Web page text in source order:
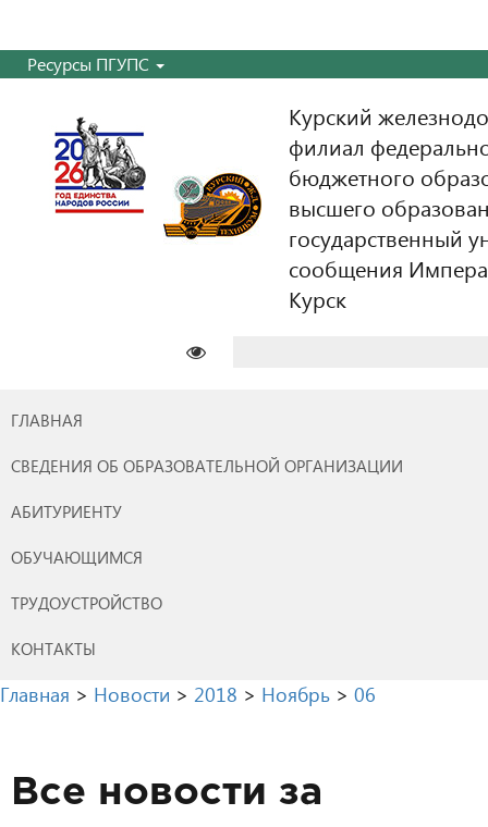
Ресурсы ПГУПС
Курский
филиал
бюджетного
высшего
государственный
сообщения
Курск
ГЛАВНАЯ
СВЕДЕНИЯ ОБ ОБРАЗОВАТЕЛЬНОЙ ОРГАНИЗАЦИИ
АБИТУРИЕНТУ
ОБУЧАЮЩИМСЯ
ТРУДОУСТРОЙСТВО
КОНТАКТЫ
Главная > Новости > 2018 > Ноябрь > 06
Все новости за